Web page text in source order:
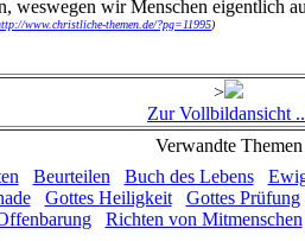
weswegen wir Menschen eigentlich
www.christliche-themen.de/?pg=11995)
>
Zur Vollbildansicht
Verwandte Themen
Beurteilen Buch des Lebens
Gottes Heiligkeit
Gottes Prüfung
Richten von Mitmenschen